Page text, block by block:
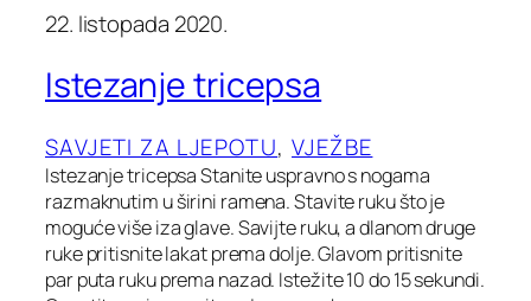
22. listopada 2020.
Istezanje tricepsa
SAVJETI ZA LJEPOTU, VJEŽBE
Istezanje tricepsa Stanite uspravno s nogama
razmaknutim u širini ramena. Stavite ruku što je
moguće više iza glave. Savijte ruku, a dlanom druge
ruke pritisnite lakat prema dolje. Glavom pritisnite
par puta ruku prema nazad. Istežite 10 do 15 sekundi.